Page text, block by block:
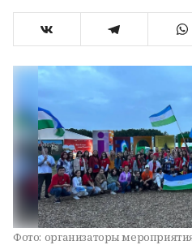
Фото: организаторы